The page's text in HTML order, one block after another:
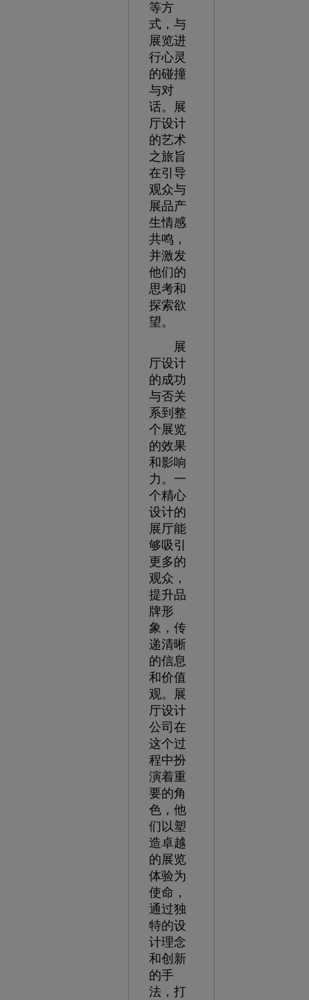
等方
式，与
展览进
行心灵
的碰撞
与对
话。展
厅设计
的艺术
之旅旨
在引导
观众与
展品产
生情感
共鸣，
并激发
他们的
思考和
探索欲
望。
展
厅设计
的成功
与否关
系到整
个展览
的效果
和影响
力。一
个精心
设计的
展厅能
够吸引
更多的
观众，
提升品
牌形
象，传
递清晰
的信息
和价值
观。展
厅设计
公司在
这个过
程中扮
演着重
要的角
色，他
们以塑
造卓越
的展览
体验为
使命，
通过独
特的设
计理念
和创新
的手
法，打